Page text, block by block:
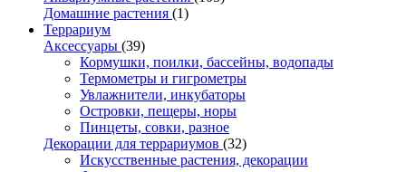
Домашние растения (1)
Террариум
Аксессуары (39)
Кормушки, поилки, бассейны, водопады
Термометры и гигрометры
Увлажнители, инкубаторы
Островки, пещеры, норы
Пинцеты, совки, разное
Декорации для террариумов (32)
Искусственные растения, декорации